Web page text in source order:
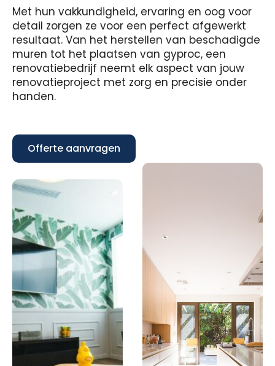
Met hun vakkundigheid, ervaring en oog voor
detail zorgen ze voor een perfect afgewerkt
resultaat. Van het herstellen van beschadigde
muren tot het plaatsen van gyproc, een
renovatiebedrijf neemt elk aspect van jouw
renovatieproject met zorg en precisie onder
handen.
Offerte aanvragen